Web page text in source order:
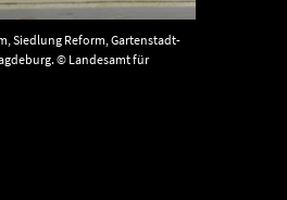
Siedlung Reform, Gartenstadt-
© Landesamt für
Archäologie Sachsen-Anhalt,